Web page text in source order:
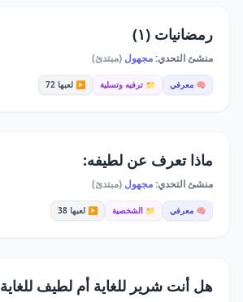
رمضانيات (١)
منشئ التحدي:مجهول (مبتدئ)
🧠 معرفي 📁 ترفيه وتسلية ▶️ لعبها 72
ماذا تعرف عن لطيفه:
منشئ التحدي:مجهول (مبتدئ)
🧠 معرفي 📁 الشخصية ▶️ لعبها 38
هل أنت شرير للغاية أم لطيف للغاية